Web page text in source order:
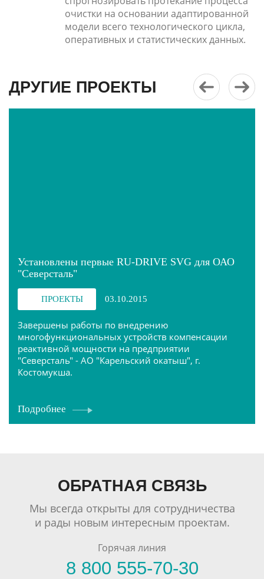
очистки на основании адаптированной
модели всего технологического цикла,
оперативных и статистических данных.
ДРУГИЕ ПРОЕКТЫ
Установлены первые RU-DRIVE SVG для ОАО
"Северсталь"
ПРОЕКТЫ 03.10.2015
Завершены работы по внедрению
многофункциональных устройств компенсации
реактивной мощности на предприятии
"Северсталь" - АО "Карельский окатыш", г.
Костомукша.
Подробнее
ОБРАТНАЯ СВЯЗЬ
Мы всегда открыты для сотрудничества
и рады новым интересным проектам.
Горячая линия
8 800 555-70-30